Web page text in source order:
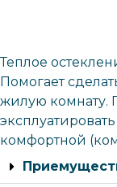
Теплое
Помогает
жилую
комфортной